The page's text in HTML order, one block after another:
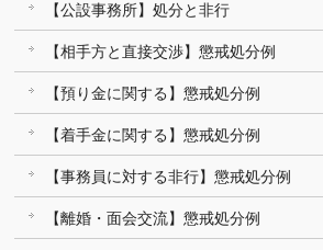
【公設事務所】処分と非行
【相手方と直接交渉】懲戒処分例
【預り金に関する】懲戒処分例
【着手金に関する】懲戒処分例
【事務員に対する非行】懲戒処分例
【離婚・面会交流】懲戒処分例